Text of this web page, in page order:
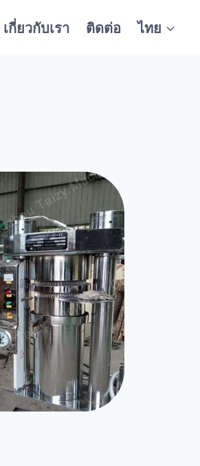
เกี่ยวกับเรา ติดต่อ ไทย